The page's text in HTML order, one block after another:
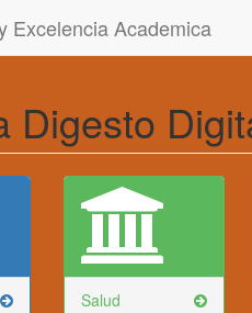
Excelencia Academica
Digesto
Salud